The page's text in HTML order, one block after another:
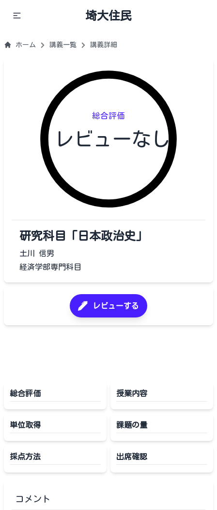
埼大住民
ホーム 講義一覧 講義詳細
総合評価
レビューなし
研究科目「日本政治史」
土川 信男
経済学部専門科目
レビューする
総合評価 授業内容
単位取得 課題の量
採点方法 出席確認
コメント